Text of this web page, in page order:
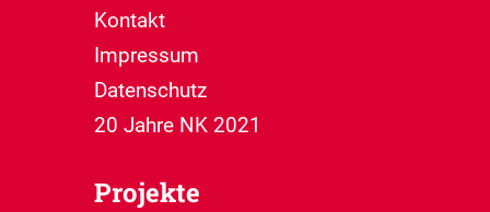
Kontakt
Impressum
Datenschutz
20 Jahre NK 2021
Projekte